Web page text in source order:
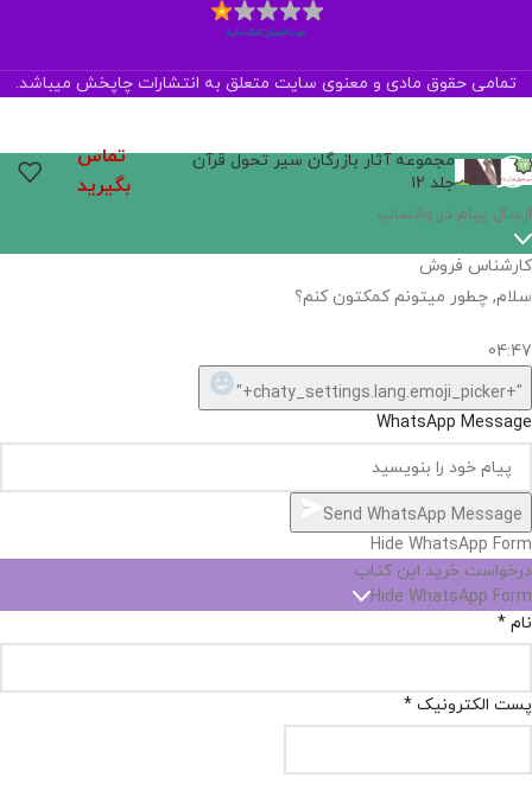
تمامی حقوق مادی و معنوی سایت متعلق به انتشارات چاپخش میباشد.
مجموعه آثار بازرگان سیر تحول قرآن
جلد ۱۲
تماس
بگیرید
ارسال پیام در واتساپ
کارشناس فروش
سلام, چطور میتونم کمکتون کنم؟
04:47
"+chaty_settings.lang.emoji_picker+"
WhatsApp Message
Send WhatsApp Message
Hide WhatsApp Form
درخواست خرید این کتاب
Hide WhatsApp Form
نام *
پست الکترونیک *